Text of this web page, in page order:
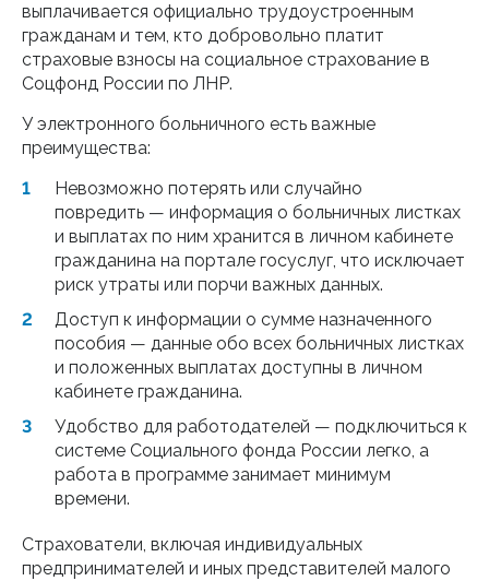
выплачивается официально трудоустроенным
гражданам и тем, кто добровольно платит
страховые взносы на социальное страхование в
Соцфонд России по ЛНР.
У электронного больничного есть важные
преимущества:
Невозможно потерять или случайно
повредить — информация о больничных листках
и выплатах по ним хранится в личном кабинете
гражданина на портале госуслуг, что исключает
риск утраты или порчи важных данных.
Доступ к информации о сумме назначенного
пособия — данные обо всех больничных листках
и положенных выплатах доступны в личном
кабинете гражданина.
Удобство для работодателей — подключиться к
системе Социального фонда России легко, а
работа в программе занимает минимум
времени.
Страхователи, включая индивидуальных
предпринимателей и иных представителей малого